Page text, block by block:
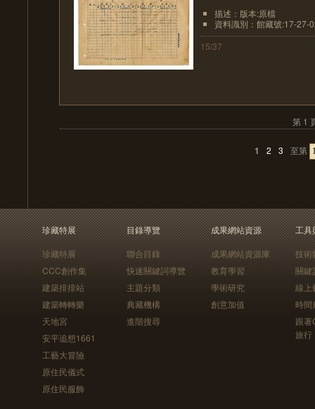
描述：版本:原檔
資料識別：館藏號:17-27-
15/37
第 1
1 2 3 至第
珍藏特展
珍藏特展
CCC創作集
建築排排站
建築轉轉樂
天地宮
安平追想1661
工藝大冒險
原住民儀式
原住民服飾
目錄導覽
聯合目錄
快速關鍵詞導覽
主題分類
典藏機構
進階搜尋
成果網站資源
成果網站資源庫
教育學習
學術研究
創意加值
工具
技術
關鍵
線上
時間
跟
旅行